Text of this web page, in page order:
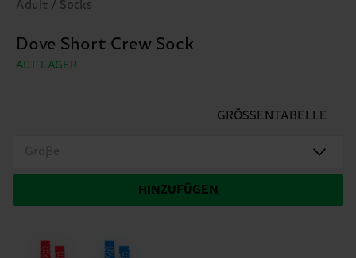
Adult / Socks
Dove Short Crew Sock
AUF LAGER
GRÖSSENTABELLE
Größe
HINZUFÜGEN